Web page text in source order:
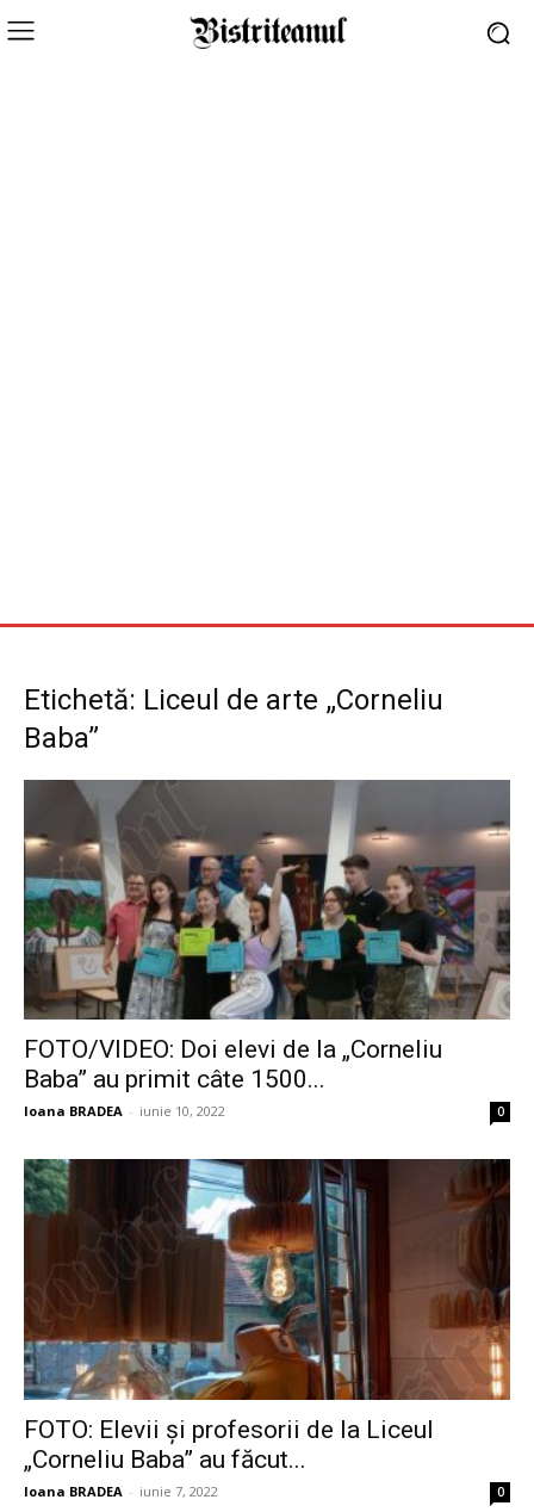
Etichetă: Liceul de arte „Corneliu
Baba”
FOTO/VIDEO: Doi elevi de la „Corneliu
Baba” au primit câte 1500...
Ioana BRADEA - iunie 10, 2022 0
FOTO: Elevii și profesorii de la Liceul
„Corneliu Baba” au făcut...
Ioana BRADEA - iunie 7, 2022 0